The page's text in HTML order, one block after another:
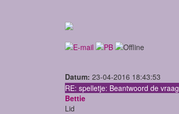
Datum: 23-04-2016 18:43:53
RE: spelletje: Beantwoord de vraag
Bettie
Lid